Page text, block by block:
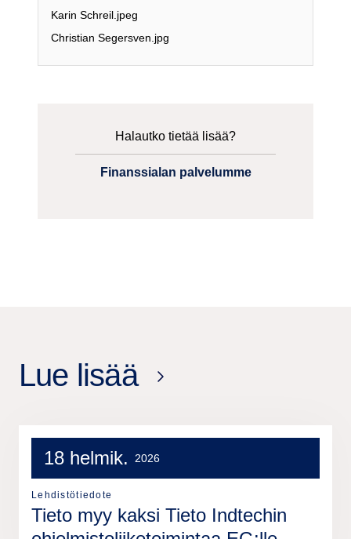
Karin Schreil.jpeg
Christian Segersven.jpg
Halautko tietää lisää?
Finanssialan palvelumme
Lue lisää
18 helmik. 2026
Lehdistötiedote
Tieto myy kaksi Tieto Indtechin